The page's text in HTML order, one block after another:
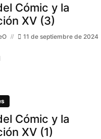
Cómic y la
XV (3)
11 de septiembre de 2024
Cómic y la
XV (1)